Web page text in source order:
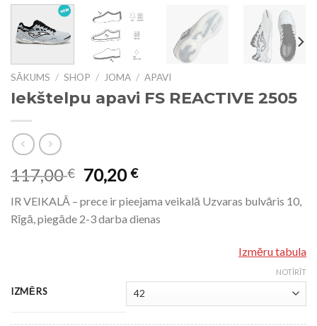
SĀKUMS / SHOP / JOMA / APAVI
Iekštelpu apavi FS REACTIVE 2505
117,00€ 70,20€
IR VEIKALĀ – prece ir pieejama veikalā Uzvaras bulvāris 10,
Rīgā, piegāde 2-3 darba dienas
Izmēru tabula
IZMĒRS
NOTĪRĪT